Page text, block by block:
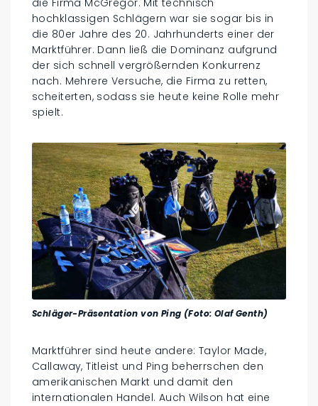
die Firma McGregor. Mit technisch
hochklassigen Schlägern war sie sogar bis in
die 80er Jahre des 20. Jahrhunderts einer der
Marktführer. Dann ließ die Dominanz aufgrund
der sich schnell vergrößernden Konkurrenz
nach. Mehrere Versuche, die Firma zu retten,
scheiterten, sodass sie heute keine Rolle mehr
spielt.
Schläger-Präsentation von Ping (Foto: Olaf Genth)
Marktführer sind heute andere: Taylor Made,
Callaway, Titleist und Ping beherrschen den
amerikanischen Markt und damit den
internationalen Handel. Auch Wilson hat eine